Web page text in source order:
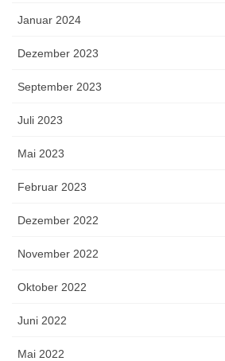
Januar 2024
Dezember 2023
September 2023
Juli 2023
Mai 2023
Februar 2023
Dezember 2022
November 2022
Oktober 2022
Juni 2022
Mai 2022